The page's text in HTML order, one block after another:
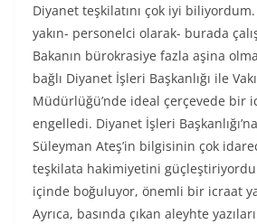
Diyanet teşkilatını çok iyi
yakın- personelci olarak- burada
Bakanın bürokrasiye fazla aşina
bağlı Diyanet İşleri Başkanlığı ile
Müdürlüğü’nde ideal çerçevede bir
engelledi. Diyanet İşleri
Süleyman Ateş’in bilgisinin çok
teşkilata hakimiyetini
içinde boğuluyor, önemli bir icraat
Ayrıca, basında çıkan aleyhte